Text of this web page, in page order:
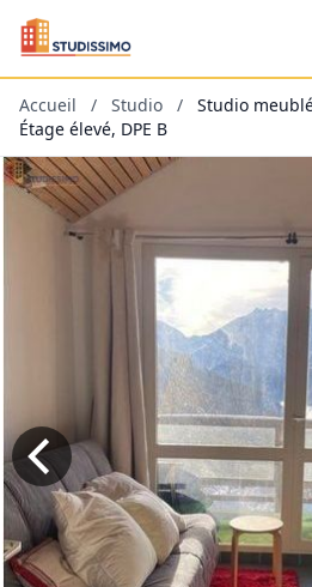
Accueil / Studio /
Studio
Étage élevé, DPE B